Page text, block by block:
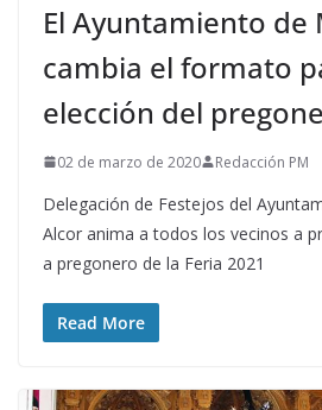
El Ayuntamiento de
cambia el formato
elección del
02 de marzo de 2020 Redacción PM
Delegación de Festejos del
Alcor anima a todos los vecinos a
a pregonero de la Feria 2021
Read More